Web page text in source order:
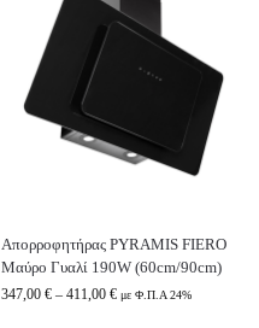
Απορροφητήρας PYRAMIS FIERO
Μαύρο Γυαλί 190W (60cm/90cm)
347,00 € – 411,00 € με Φ.Π.Α 24%